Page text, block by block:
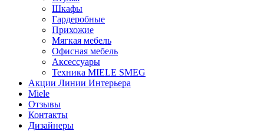
Шкафы
Гардеробные
Прихожие
Мягкая мебель
Офисная мебель
Аксессуары
Техника MIELE SMEG
Акции Линии Интерьера
Miele
Отзывы
Контакты
Дизайнеры